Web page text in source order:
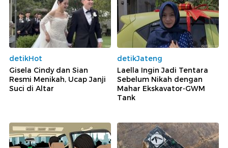
detikHot
Gisela Cindy dan Sian
Resmi Menikah, Ucap Janji
Suci di Altar
detikJateng
Laella Ingin Jadi Tentara
Sebelum Nikah dengan
Mahar Ekskavator-GWM
Tank